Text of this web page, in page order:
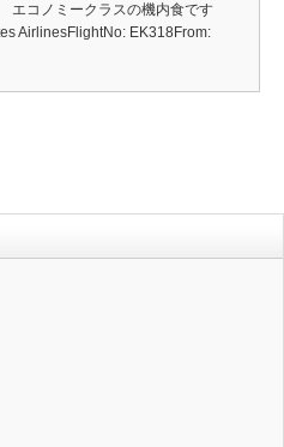
コノミークラスの機内食です
AirlinesFlightNo: EK318From: